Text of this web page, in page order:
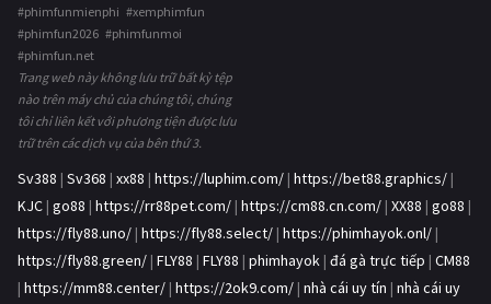
#phimfunmienphi #xemphimfun
#phimfun2026 #phimfunmoi
#phimfun.net
Trang web này không lưu trữ bất kỳ tệp
nào trên máy chủ của chúng tôi, chúng
tôi chỉ liên kết với phương tiện được lưu
trữ trên các dịch vụ của bên thứ 3.
Sv388 | Sv368 | xx88 | https://luphim.com/ | https://bet88.graphics/ |
KJC | go88 | https://rr88pet.com/ | https://cm88.cn.com/ | XX88 | go88 |
https://fly88.uno/ | https://fly88.select/ | https://phimhayok.onl/ |
https://fly88.green/ | FLY88 | FLY88 | phimhayok | đá gà trực tiếp | CM88
| https://mm88.center/ | https://2ok9.com/ | nhà cái uy tín | nhà cái uy